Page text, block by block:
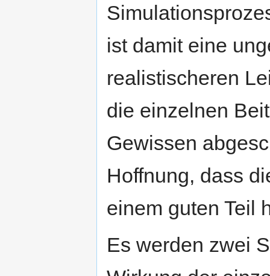
ist damit eine
realistischeren
die einzelnen
Gewissen
Hoffnung, dass
einem guten Teil
Es werden zwei